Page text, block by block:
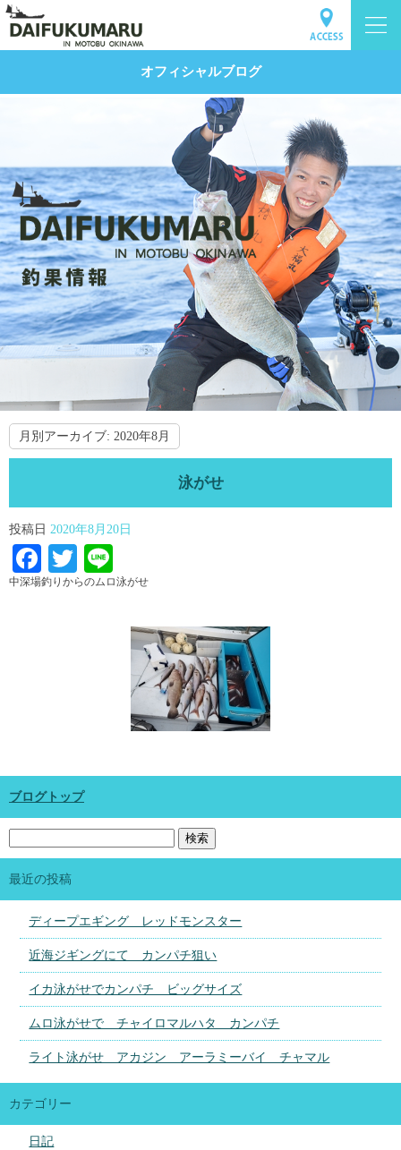
オフィシャルブログ
月別アーカイブ: 2020年8月
泳がせ
投稿日 2020年8月20日
Facebook
Twitter
中深場釣りからのムロ泳がせ
ブログトップ
最近の投稿
ディープエギング レッドモンスター
近海ジギングにて カンパチ狙い
イカ泳がせでカンパチ ビッグサイズ
ムロ泳がせで チャイロマルハタ カンパチ
ライト泳がせ アカジン アーラミーバイ チャマル
カテゴリー
日記